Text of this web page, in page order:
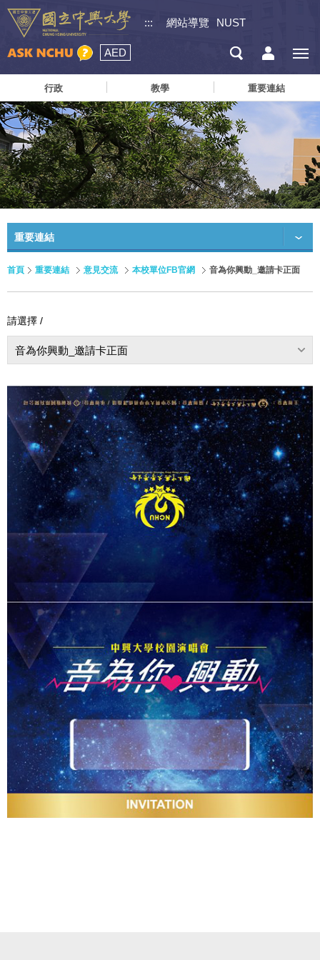
::: 網站導覽 NUST
AED
行政 教學 重要連結
重要連結
首頁 重要連結 意見交流 本校單位FB官網 音為你興動_邀請卡正面
請選擇 /
音為你興動_邀請卡正面